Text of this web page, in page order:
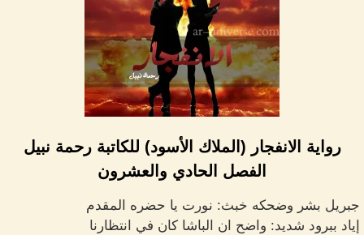
رواية الانفجار (الملاك الأسود) للكاتبة رحمة نبيل
الفصل الحادي والعشرون
جبريل بشر وضحكه خبث: نورت يا حضره المقدم
إياد ببرود شديد: واضح ان الباشا كان في انتظارنا